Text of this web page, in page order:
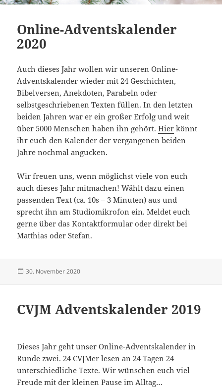
Online-Adventskalender
2020
Auch dieses Jahr wollen wir unseren Online-
Adventskalender wieder mit 24 Geschichten,
Bibelversen, Anekdoten, Parabeln oder
selbstgeschriebenen Texten füllen. In den letzten
beiden Jahren war er ein großer Erfolg und weit
über 5000 Menschen haben ihn gehört.Hier könnt
ihr euch den Kalender der vergangenen beiden
Jahre nochmal angucken.
Wir freuen uns, wenn möglichst viele von euch
auch dieses Jahr mitmachen! Wählt dazu einen
passenden Text (ca. 10s – 3 Minuten) aus und
sprecht ihn am Studiomikrofon ein. Meldet euch
gerne über das Kontaktformular oder direkt bei
Matthias oder Stefan.
Veröffentlicht
30. November 2020
CVJM Adventskalender 2019
Dieses Jahr geht unser Online-Adventskalender in
Runde zwei. 24 CVJMer lesen an 24 Tagen 24
unterschiedliche Texte. Wir wünschen euch viel
Freude mit der kleinen Pause im Alltag…